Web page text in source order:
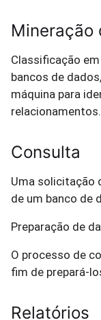
Mineração
Classificação
bancos de
máquina para
relacionamentos.
Consulta
Uma solicitação
de um banco de
Preparação de
O processo de
fim de prepará-
Relatórios